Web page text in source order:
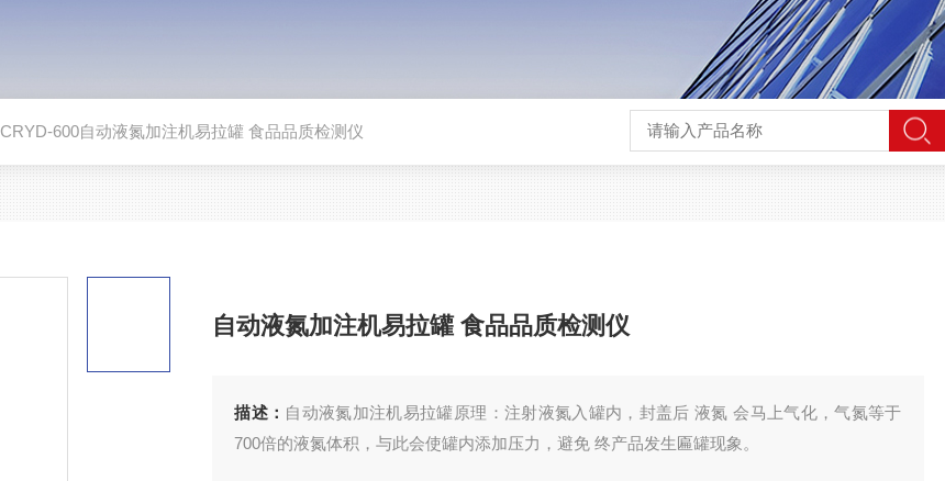
CRYD-600自动液氮加注机易拉罐 食品品质检测仪
自动液氮加注机易拉罐 食品品质检测仪
描述： 自动液氮加注机易拉罐原理：注射液氮入罐内，封盖后 液氮 会马上气化，气氮等于
700倍的液氮体积，与此会使罐内添加压力，避免 终产品发生匾罐现象。